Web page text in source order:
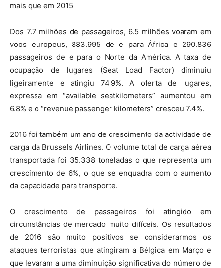
mais que em 2015.
Dos 7.7 milhões de passageiros, 6.5 milhões voaram em
voos europeus, 883.995 de e para África e 290.836
passageiros de e para o Norte da América. A taxa de
ocupação de lugares (Seat Load Factor) diminuiu
ligeiramente e atingiu 74.9%. A oferta de lugares,
expressa em “available seatkilometers” aumentou em
6.8% e o “revenue passenger kilometers” cresceu 7.4%.
2016 foi também um ano de crescimento da actividade de
carga da Brussels Airlines. O volume total de carga aérea
transportada foi 35.338 toneladas o que representa um
crescimento de 6%, o que se enquadra com o aumento
da capacidade para transporte.
O crescimento de passageiros foi atingido em
circunstâncias de mercado muito difíceis. Os resultados
de 2016 são muito positivos se considerarmos os
ataques terroristas que atingiram a Bélgica em Março e
que levaram a uma diminuição significativa do número de